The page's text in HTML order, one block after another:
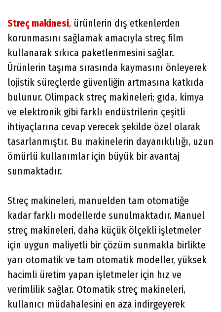
Streç makinesi, ürünlerin dış etkenlerden
korunmasını sağlamak amacıyla streç film
kullanarak sıkıca paketlenmesini sağlar.
Ürünlerin taşıma sırasında kaymasını önleyerek
lojistik süreçlerde güvenliğin artmasına katkıda
bulunur. Olimpack streç makineleri; gıda, kimya
ve elektronik gibi farklı endüstrilerin çeşitli
ihtiyaçlarına cevap verecek şekilde özel olarak
tasarlanmıştır. Bu makinelerin dayanıklılığı, uzun
ömürlü kullanımlar için büyük bir avantaj
sunmaktadır.
Streç makineleri, manuelden tam otomatiğe
kadar farklı modellerde sunulmaktadır. Manuel
streç makineleri, daha küçük ölçekli işletmeler
için uygun maliyetli bir çözüm sunmakla birlikte
yarı otomatik ve tam otomatik modeller, yüksek
hacimli üretim yapan işletmeler için hız ve
verimlilik sağlar. Otomatik streç makineleri,
kullanıcı müdahalesini en aza indirgeyerek